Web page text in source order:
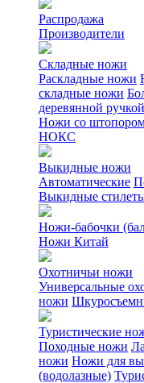
Распродажа
Производители
Складные ножи
Раскладные ножи
складные ножи
деревянной ручкой
Ножи со
НОКС
Выкидные ножи
Автоматические
Выкидные
Ножи-бабочки
Ножи Китай
Охотничьи ножи
Универсальные
ножи
Туристические
Походные ножи
ножи Ножи для
(водолазные)